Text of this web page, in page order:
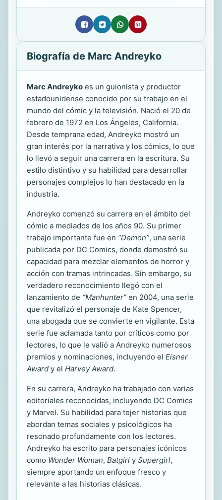
Biografía de Marc Andreyko
Marc Andreyko es un guionista y productor
estadounidense conocido por su trabajo en el
mundo del cómic y la televisión. Nació el 20 de
febrero de 1972 en Los Ángeles, California.
Desde temprana edad, Andreyko mostró un
gran interés por la narrativa y los cómics, lo que
lo llevó a seguir una carrera en la escritura. Su
estilo distintivo y su habilidad para desarrollar
personajes complejos lo han destacado en la
industria.
Andreyko comenzó su carrera en el ámbito del
cómic a mediados de los años 90. Su primer
trabajo importante fue en “Demon”, una serie
publicada por DC Comics, donde demostró su
capacidad para mezclar elementos de horror y
acción con tramas intrincadas. Sin embargo, su
verdadero reconocimiento llegó con el
lanzamiento de “Manhunter” en 2004, una serie
que revitalizó el personaje de Kate Spencer,
una abogada que se convierte en vigilante. Esta
serie fue aclamada tanto por críticos como por
lectores, lo que le valió a Andreyko numerosos
premios y nominaciones, incluyendo el Eisner
Award y el Harvey Award.
En su carrera, Andreyko ha trabajado con varias
editoriales reconocidas, incluyendo DC Comics
y Marvel. Su habilidad para tejer historias que
abordan temas sociales y psicológicos ha
resonado profundamente con los lectores.
Andreyko ha escrito para personajes icónicos
como Wonder Woman, Batgirl y Supergirl,
siempre aportando un enfoque fresco y
relevante a las historias clásicas.